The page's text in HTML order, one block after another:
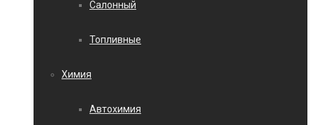
Салонный
Топливные
Химия
Автохимия